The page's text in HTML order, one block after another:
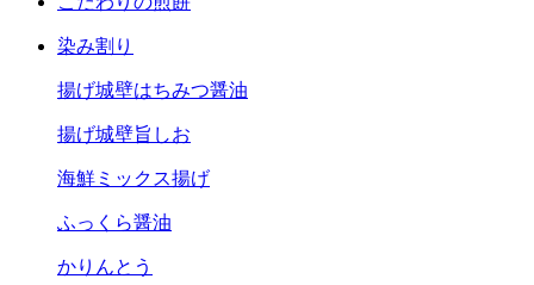
染み割り
揚げ城壁はちみつ醤油
揚げ城壁旨しお
海鮮ミックス揚げ
ふっくら醤油
かりんとう